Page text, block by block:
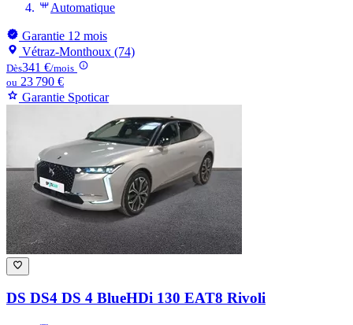
Automatique
Garantie 12 mois
Vétraz-Monthoux (74)
Dès341 €/mois
ou 23 790 €
Garantie Spoticar
DS DS4 DS 4 BlueHDi 130 EAT8 Rivoli